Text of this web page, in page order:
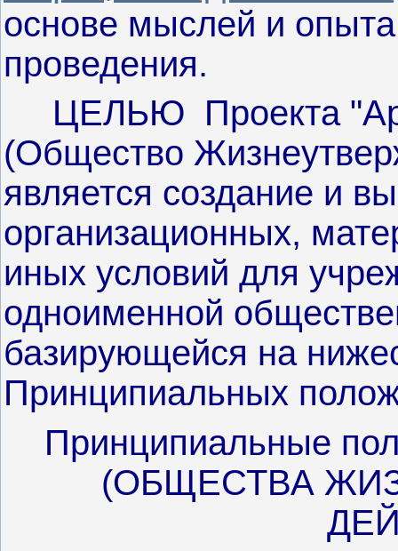
основе мыслей и
проведения.
ЦЕЛЬЮ Проекта
(Общество
является создание и
организационных,
иных условий для
одноименной
базирующейся на
Принципиальных
Принципиальные
(ОБЩЕСТВА